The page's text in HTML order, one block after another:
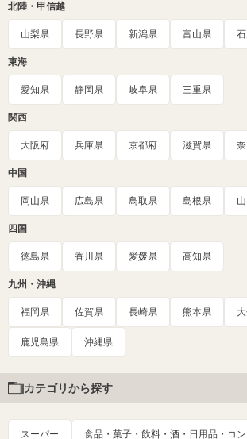
北陸・甲信越
山梨県 長野県 新潟県 富山県
東海
愛知県 静岡県 岐阜県 三重県
関西
大阪府 兵庫県 京都府 滋賀県
中国
岡山県 広島県 鳥取県 島根県
四国
徳島県 香川県 愛媛県 高知県
九州・沖縄
福岡県 佐賀県 長崎県 熊本県
鹿児島県 沖縄県
カテゴリから探す
スーパー 食品・菓子・飲料・酒・日用品・コ